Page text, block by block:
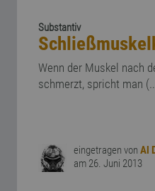
Substantiv
Wenn der Muskel nach
schmerzt, spricht man
eingetragen vonAl
am 26. Juni 2013